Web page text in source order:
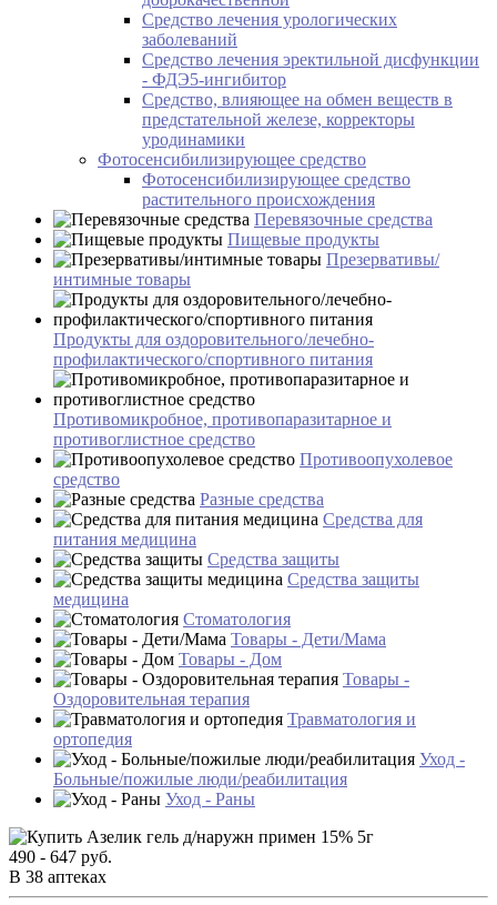
Средство лечения урологических
заболеваний
Средство лечения эректильной дисфункции
- ФДЭ5-ингибитор
Средство, влияющее на обмен веществ в
предстательной железе, корректоры
уродинамики
Фотосенсибилизирующее средство
Фотосенсибилизирующее средство
растительного происхождения
Перевязочные средства
Пищевые продукты
Презервативы/
интимные товары
Продукты для оздоровительного/лечебно-
профилактического/спортивного питания
Противомикробное, противопаразитарное и
противоглистное средство
Противоопухолевое
средство
Разные средства
Средства для
питания медицина
Средства защиты
Средства защиты
медицина
Стоматология
Товары - Дети/Мама
Товары - Дом
Товары -
Оздоровительная терапия
Травматология и
ортопедия
Уход -
Больные/пожилые люди/реабилитация
Уход - Раны
490 - 647 руб.
В 38 аптеках